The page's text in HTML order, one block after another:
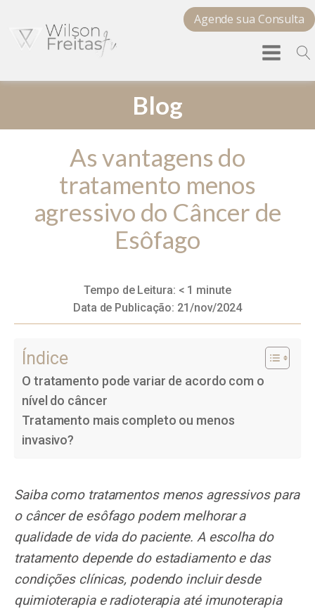
Agende sua Consulta
Blog
As vantagens do
tratamento menos
agressivo do Câncer de
Esôfago
Tempo de Leitura: < 1 minute
Data de Publicação: 21/nov/2024
Índice
O tratamento pode variar de acordo com o
nível do câncer
Tratamento mais completo ou menos
invasivo?
Saiba como tratamentos menos agressivos para
o câncer de esôfago podem melhorar a
qualidade de vida do paciente. A escolha do
tratamento depende do estadiamento e das
condições clínicas, podendo incluir desde
quimioterapia e radioterapia até imunoterapia